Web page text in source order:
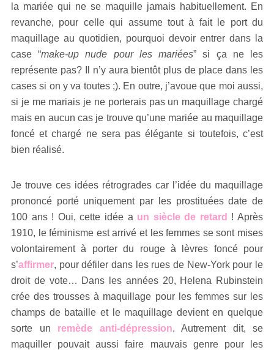
la mariée qui ne se maquille jamais habituellement. En
revanche, pour celle qui assume tout à fait le port du
maquillage au quotidien, pourquoi devoir entrer dans la
case “make-up nude pour les mariées” si ça ne les
représente pas? Il n’y aura bientôt plus de place dans les
cases si on y va toutes ;). En outre, j’avoue que moi aussi,
si je me mariais je ne porterais pas un maquillage chargé
mais en aucun cas je trouve qu’une mariée au maquillage
foncé et chargé ne sera pas élégante si toutefois, c’est
bien réalisé.
Je trouve ces idées rétrogrades car l’idée du maquillage
prononcé porté uniquement par les prostituées date de
100 ans ! Oui, cette idée a un siècle de retard ! Après
1910, le féminisme est arrivé et les femmes se sont mises
volontairement à porter du rouge à lèvres foncé pour
s’affirmer, pour défiler dans les rues de New-York pour le
droit de vote… Dans les années 20, Helena Rubinstein
crée des trousses à maquillage pour les femmes sur les
champs de bataille et le maquillage devient en quelque
sorte un remède anti-dépression. Autrement dit, se
maquiller pouvait aussi faire mauvais genre pour les